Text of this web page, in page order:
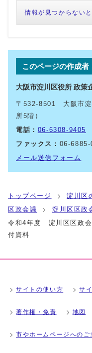
情報が見つからない
このページの作成者
大阪市淀川区役所 政策
〒532-8501 大阪市淀
所5階）
電話： 06-6308-9405
ファックス： 06-6885-
メール送信フォーム
トップページ 淀川区
区政会議
淀川区区政
令和4年度 淀川区区政
付資料
サイトの使い方 サ
著作権・免責 地図
市やホームページへのご